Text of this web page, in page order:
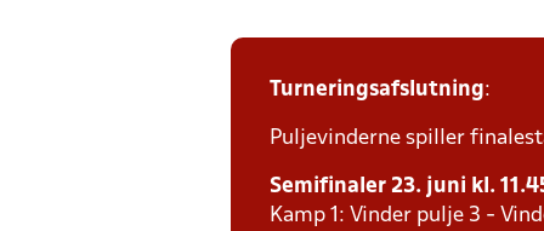
Turneringsafslutning:
Puljevinderne spiller
Semifinaler 23. juni kl.
Kamp 1: Vinder pulje 3 -